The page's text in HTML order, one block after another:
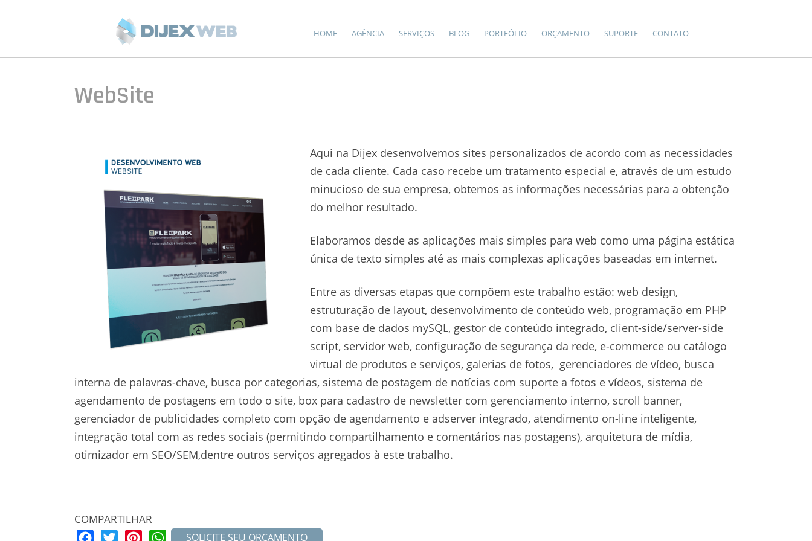
HOME AGÊNCIA SERVIÇOS BLOG PORTFÓLIO ORÇAMENTO SUPORTE CONTATO
WebSite
Aqui na Dijex desenvolvemos sites personalizados de acordo com as necessidades
de cada cliente. Cada caso recebe um tratamento especial e, através de um estudo
minucioso de sua empresa, obtemos as informações necessárias para a obtenção
do melhor resultado.
Elaboramos desde as aplicações mais simples para web como uma página estática
única de texto simples até as mais complexas aplicações baseadas em internet.
Entre as diversas etapas que compõem este trabalho estão: web design,
estruturação de layout, desenvolvimento de conteúdo web, programação em PHP
com base de dados mySQL, gestor de conteúdo integrado, client-side/server-side
script, servidor web, configuração de segurança da rede, e-commerce ou catálogo
virtual de produtos e serviços, galerias de fotos, gerenciadores de vídeo, busca
interna de palavras-chave, busca por categorias, sistema de postagem de notícias com suporte a fotos e vídeos, sistema de
agendamento de postagens em todo o site, box para cadastro de newsletter com gerenciamento interno, scroll banner,
gerenciador de publicidades completo com opção de agendamento e adserver integrado, atendimento on-line inteligente,
integração total com as redes sociais (permitindo compartilhamento e comentários nas postagens), arquitetura de mídia,
otimizador em SEO/SEM,dentre outros serviços agregados à este trabalho.
COMPARTILHAR
Facebook
Twitter PinterestWhatsApp
SOLICITE SEU ORÇAMENTO